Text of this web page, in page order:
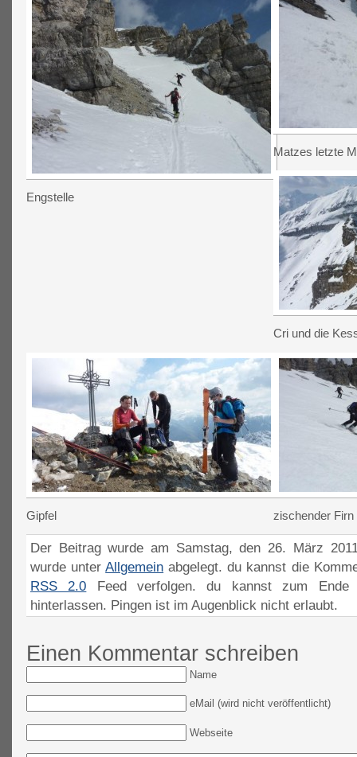
Engstelle
Matzes letzte
Cri und die
Gipfel zischender Firn
Der Beitrag wurde am Samstag, den 26. März
wurde unterAllgemein abgelegt. du kannst die
RSS 2.0 Feed verfolgen. du kannst zum Ende
hinterlassen. Pingen ist im Augenblick nicht erlaubt.
Einen Kommentar schreiben
Name
eMail (wird nicht veröffentlicht)
Webseite